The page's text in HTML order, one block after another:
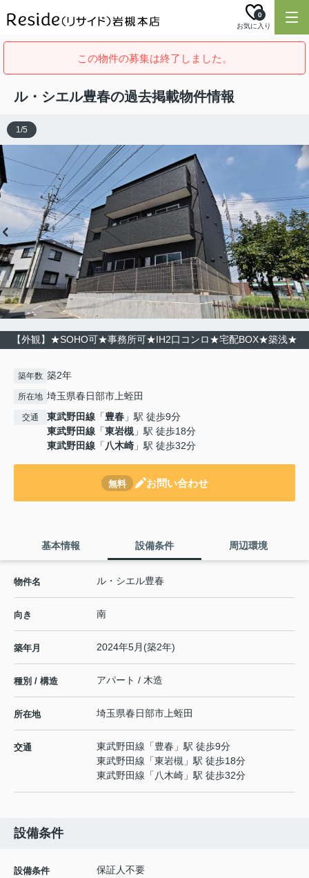
お気に入り
0
この物件の募集は終了しました。
ル・シエル豊春の過去掲載物件情報
【外観】★SOHO可★事務所可★IH2口コンロ★宅配BOX★築浅★
1/5
築年数 築2年
所在地 埼玉県春日部市上蛭田
交通 東武野田線 「豊春 」駅 徒歩9分
東武野田線 「東岩槻 」駅 徒歩18分
東武野田線 「八木崎 」駅 徒歩32分
無料 お問い合わせ
基本情報 設備条件 周辺環境
物件名 ル・シエル豊春
向き 南
築年月 2024年5月(築2年)
種別 / 構造 アパート / 木造
所在地 埼玉県春日部市上蛭田
交通 東武野田線 「豊春 」駅 徒歩9分
東武野田線 「東岩槻 」駅 徒歩18分
東武野田線 「 八木崎 」駅 徒歩32分
設備条件
設備条件
保証人不要